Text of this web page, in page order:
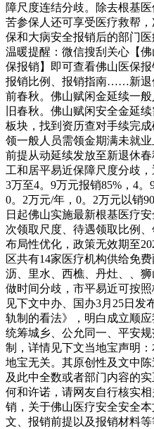
障尺度连结分歧。除去根基
苦参保人还可享受医疗救帮
保和大病安全报销后的部门
温暖提醒：微信搜刮关心【
保报销】即可查看佛山医保
报销比例、报销指南……新退
前春秋。佛山赋闲金延续一
旧春秋。佛山赋闲安全金延
板块，找到资历查对手续完
领一般人员需领金期满未就
前提从动延续发放至新退休
工和居平易近保障尺度分歧，
3万至4。9万元报销85%，4
0。2万元/年，0。2万元以销
日起佛山实施最新根基医疗
次领取尺度、待遇领取比例
布局性优化，政策无效期至
区共有14家医疗机构供给免
沥、里水、西樵、丹灶、、
做时间分歧，市平易近可按
见下文中办、国办3月25日发
轨制的看法》，明白成立顺
统筹城乡、公允同一、平安
制，详情见下文当地宝声明
地宝无关。其原创性及文中
及此中全数或者部门内容的
何和许诺，请网友自行核实
销，关于佛山医疗安全安全
文、报销前提以及报销材料